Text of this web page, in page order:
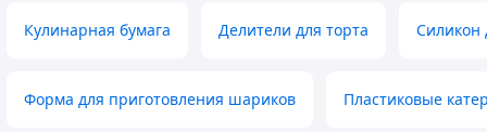
Кулинарная бумага Делители для торта Силикон
Форма для приготовления шариков Пластиковые